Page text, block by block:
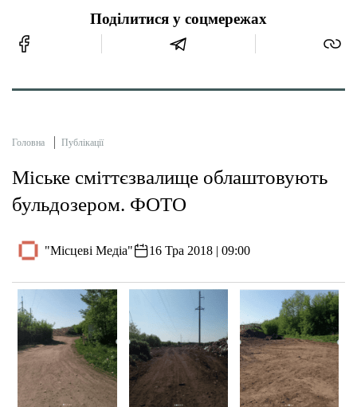
Поділитися у соцмережах
Головна Публікації
Міське сміттєзвалище облаштовують
бульдозером. ФОТО
"Місцеві Медіа" 16 Тра 2018 | 09:00